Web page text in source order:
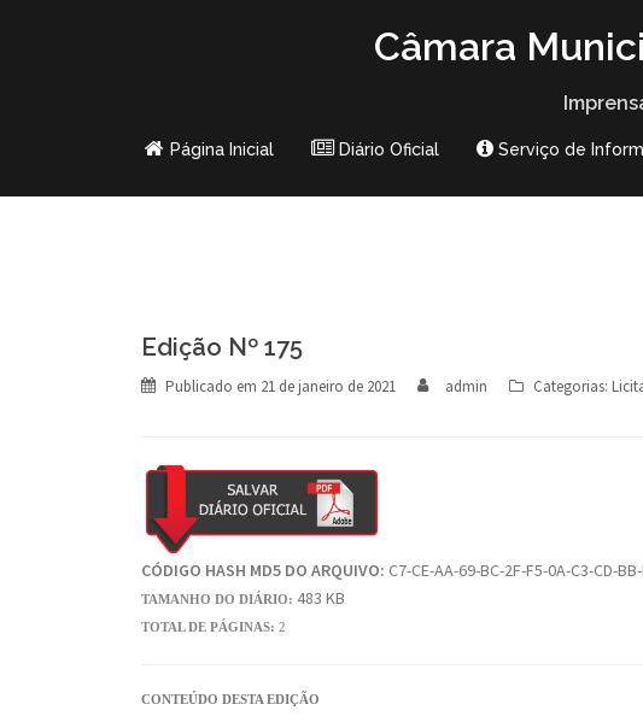
Câmara
Página Inicial Diário Oficial Serviço de
Edição Nº 175
Publicado em 21 de janeiro de 2021 admin Categorias:
CÓDIGO HASH MD5 DO ARQUIVO: C7-CE-AA-69-BC-2F-F5-0A-C3-CD-
TAMANHO DO DIÁRIO: 483 KB
TOTAL DE PÁGINAS: 2
CONTEÚDO DESTA EDIÇÃO